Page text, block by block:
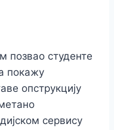
позвао студенте
покажу
опструкцију
сервису